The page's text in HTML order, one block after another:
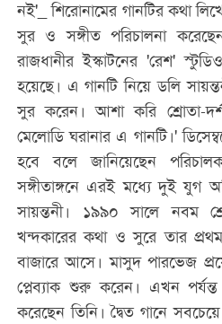
নই'_ শিরোনামের গানটির কথা
সুর ও সঙ্গীত পরিচালনা
রাজধানীর ইস্কাটনের 'রেশ'
হয়েছে। এ গানটি নিয়ে ডলি
সুর করেন। আশা করি শ্রোতা-
মেলোডি ঘরানার এ গানটি।'
হবে বলে জানিয়েছেন
সঙ্গীতাঙ্গনে এরই মধ্যে দুই যুগ
সায়ন্তনী। ১৯৯০ সালে নবম
খন্দকারের কথা ও সুরে তার
বাজারে আসে। মাসুদ পারভেজ
প্লেব্যাক শুরু করেন। এখন পর্যন্ত
করেছেন তিনি। দ্বৈত গানে